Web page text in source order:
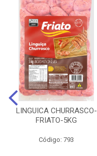
LINGUICA CHURRASCO-
FRIATO-5KG
Código: 793